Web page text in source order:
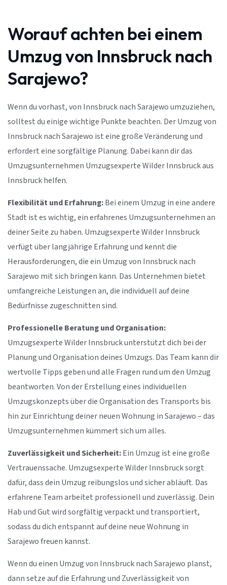
Worauf achten bei einem
Umzug von Innsbruck nach
Sarajewo?
Wenn du vorhast, von Innsbruck nach Sarajewo umzuziehen,
solltest du einige wichtige Punkte beachten. Der Umzug von
Innsbruck nach Sarajewo ist eine große Veränderung und
erfordert eine sorgfältige Planung. Dabei kann dir das
Umzugsunternehmen Umzugsexperte Wilder Innsbruck aus
Innsbruck helfen.
Flexibilität und Erfahrung:Bei einem Umzug in eine andere
Stadt ist es wichtig, ein erfahrenes Umzugsunternehmen an
deiner Seite zu haben. Umzugsexperte Wilder Innsbruck
verfügt über langjährige Erfahrung und kennt die
Herausforderungen, die ein Umzug von Innsbruck nach
Sarajewo mit sich bringen kann. Das Unternehmen bietet
umfangreiche Leistungen an, die individuell auf deine
Bedürfnisse zugeschnitten sind.
Professionelle Beratung und Organisation:
Umzugsexperte Wilder Innsbruck unterstützt dich bei der
Planung und Organisation deines Umzugs. Das Team kann dir
wertvolle Tipps geben und alle Fragen rund um den Umzug
beantworten. Von der Erstellung eines individuellen
Umzugskonzepts über die Organisation des Transports bis
hin zur Einrichtung deiner neuen Wohnung in Sarajewo – das
Umzugsunternehmen kümmert sich um alles.
Zuverlässigkeit und Sicherheit:Ein Umzug ist eine große
Vertrauenssache. Umzugsexperte Wilder Innsbruck sorgt
dafür, dass dein Umzug reibungslos und sicher abläuft. Das
erfahrene Team arbeitet professionell und zuverlässig. Dein
Hab und Gut wird sorgfältig verpackt und transportiert,
sodass du dich entspannt auf deine neue Wohnung in
Sarajewo freuen kannst.
Wenn du einen Umzug von Innsbruck nach Sarajewo planst,
dann setze auf die Erfahrung und Zuverlässigkeit von